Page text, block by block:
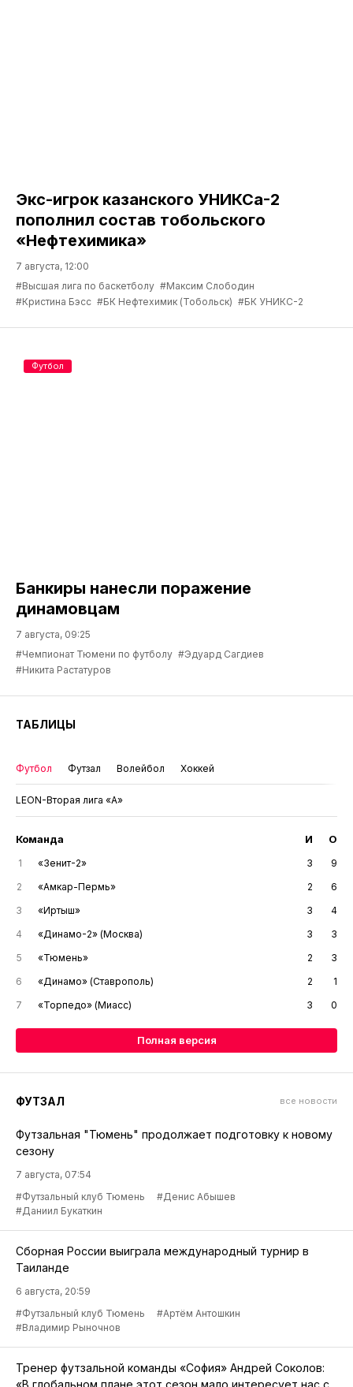
Экс-игрок казанского УНИКСа-2
пополнил состав тобольского
«Нефтехимика»
7 августа, 12:00
#Высшая лига по баскетболу #Максим Слободин
#Кристина Бэсс #БК Нефтехимик (Тобольск) #БК УНИКС-2
Банкиры нанесли поражение
динамовцам
7 августа, 09:25
#Чемпионат Тюмени по футболу #Эдуард Сагдиев
#Никита Растатуров
Футбол
ТАБЛИЦЫ
Футбол Футзал Волейбол Хоккей
LEON-Вторая лига «А»
Команда И О
1 «Зенит-2» 3
9
2
«Амкар-Пермь» 2
6
3
«Иртыш» 3
4
4
«Динамо-2» (Москва) 3
3
5
«Тюмень» 2
3
6
«Динамо» (Ставрополь) 2
1
7
«Торпедо» (Миасс) 3 0
Полная версия
ФУТЗАЛ все новости
Футзальная "Тюмень" продолжает подготовку к новому
сезону
7 августа, 07:54
#Футзальный клуб Тюмень
#Денис Абышев
#Даниил Букаткин
Сборная России выиграла международный турнир в
Таиланде
6 августа, 20:59
#Футзальный клуб Тюмень
#Артём Антошкин
#Владимир Рыночнов
Тренер футзальной команды «София» Андрей Соколов:
«В глобальном плане этот сезон мало интересует нас с